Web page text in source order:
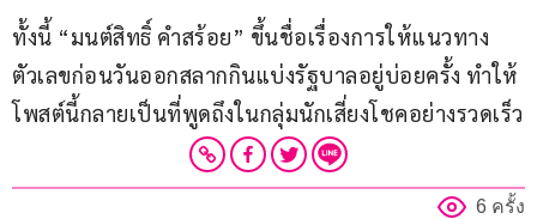
ทั้งนี้ “มนต์สิทธิ์ คำสร้อย” ขึ้นชื่อเรื่องการให้แนวทาง
ตัวเลขก่อนวันออกสลากกินแบ่งรัฐบาลอยู่บ่อยครั้ง ทำให้
โพสต์นี้กลายเป็นที่พูดถึงในกลุ่มนักเสี่ยงโชคอย่างรวดเร็ว
6 ครั้ง